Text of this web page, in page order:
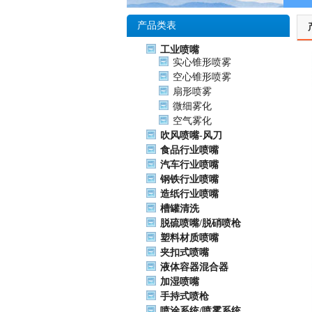
产品类表
工业喷嘴
实心锥形喷雾
空心锥形喷雾
扇形喷雾
微细雾化
空气雾化
吹风喷嘴-风刀
食品行业喷嘴
汽车行业喷嘴
钢铁行业喷嘴
造纸行业喷嘴
槽罐清洗
脱硫喷嘴/脱硝喷枪
塑料材质喷嘴
夹扣式喷嘴
液体容器混合器
加湿喷嘴
手持式喷枪